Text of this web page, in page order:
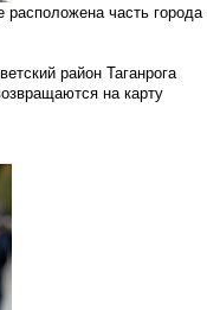
расположена часть
район Таганрога
на карту